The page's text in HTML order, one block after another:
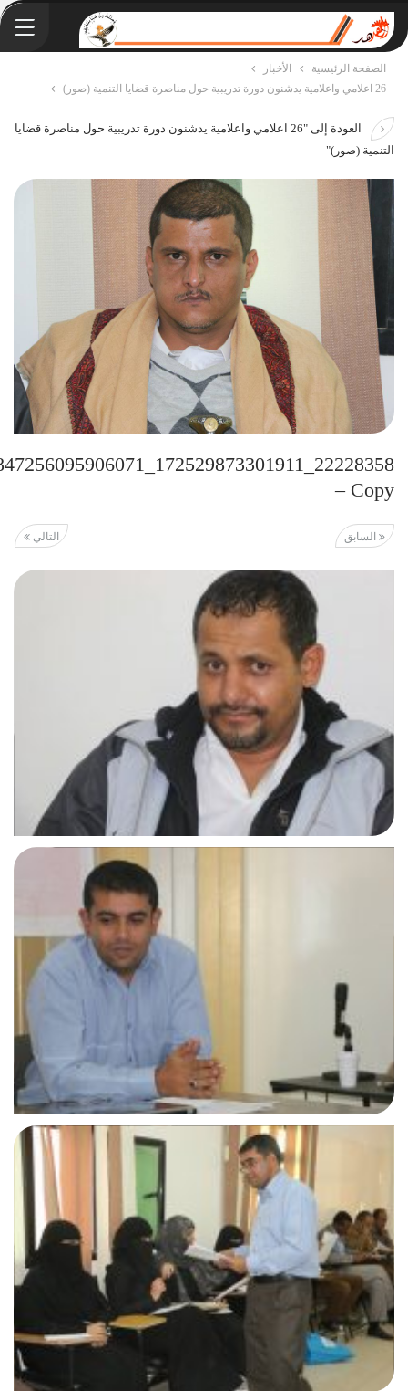
الصفحة الرئيسية
الأخبار
26 اعلامي واعلامية يدشنون دورة تدريبية حول مناصرة قضايا التنمية (صور)
العودة إلى "26 اعلامي واعلامية يدشنون دورة تدريبية حول مناصرة قضايا
التنمية (صور)"
– Copy
التالي السابق